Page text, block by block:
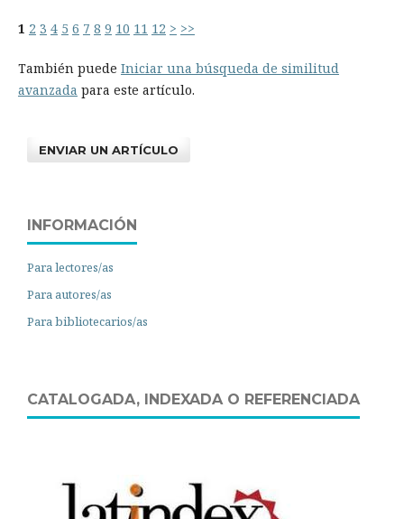
1 2 3 4 5 6 7 8 9 10 11 12 > >>
También puede Iniciar una búsqueda de similitud
avanzada para este artículo.
ENVIAR UN ARTÍCULO
INFORMACIÓN
Para lectores/as
Para autores/as
Para bibliotecarios/as
CATALOGADA, INDEXADA O REFERENCIADA